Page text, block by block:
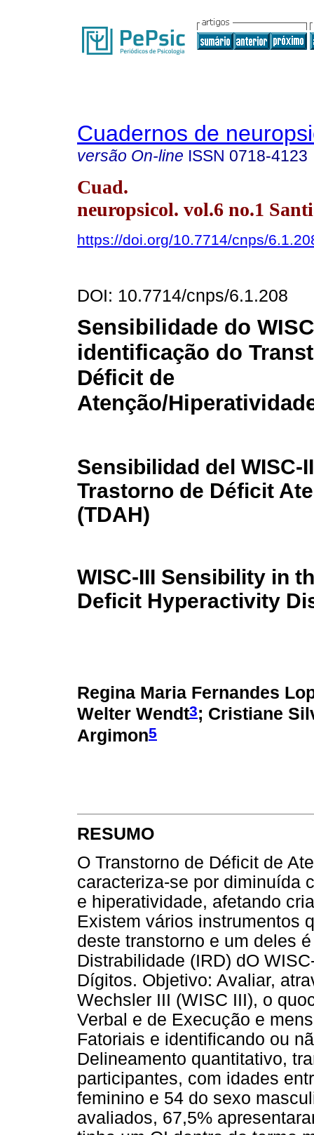
Cuadernos de
versão On-line ISSN 0718-4123
Cuad.
neuropsicol. vol.6 no.1
https://doi.org/10.7714/cnps/
DOI: 10.7714/cnps/6.1.208
Sensibilidade do
identificação do
Déficit de
Atenção/
Sensibilidad del
Trastorno de Déficit
(TDAH)
WISC-III Sensibility in
Deficit Hyperactivity
Regina Maria Fernandes
Welter Wendt3; Cristiane
Argimon5
RESUMO
O Transtorno de Déficit de
caracteriza-se por diminuída
e hiperatividade, afetando
Existem vários instrumentos
deste transtorno e um deles
Distrabilidade (IRD) dO
Dígitos. Objetivo: Avaliar,
Wechsler III (WISC III), o
Verbal e de Execução e
Fatoriais e identificando ou
Delineamento quantitativo,
participantes, com idades
feminino e 54 do sexo
avaliados, 67,5%